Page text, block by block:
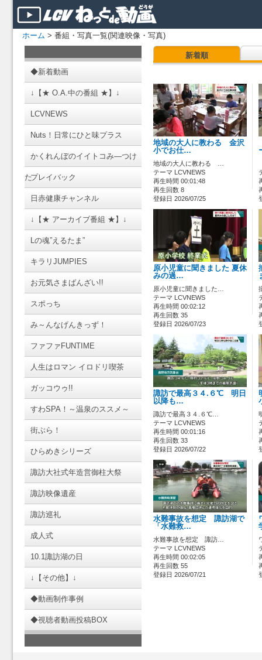
ホーム > 番組・写真一覧(関連映像・写真)
◆新着動画
↓【★ O.A.中の番組 ★】↓
LCVNEWS
Nuts！日常にひと味プラス
かくれんぼのイイトコみ―つけ
たプレイバック
日赤健康チャンネル
↓【★ アーカイブ番組 ★】↓
Lの魂”えるたま”
キラリJUMPIES
お元気さまばんざい!!
スポっち
み～んなげんきっず！
ファファFUNTIME
人生はロマン イロドリ喫茶
ガッコウゥ!!
すわSPA！～温泉のススメ～
街ぶら！
ひらめきシリーズ
諏訪大社式年造営御柱大祭
諏訪映像遺産
諏訪巡礼
成人式
10.1諏訪湖の日
↓【その他】↓
◆動画制作事例
◆視聴者動画投稿BOX
新着順
地域の大人に教わる 金沢
小でお仕…
地域の大人に教わる …
テーマ LCVNEWS
再生時間 00:01:48
再生回数 8
登録日 2026/07/25
原小児童に聞きました 夏休
みの過…
原小児童に聞きました…
テーマ LCVNEWS
再生時間 00:02:12
再生回数 35
登録日 2026/07/23
諏訪で最高３４.６℃ 明日
以降も…
諏訪で最高３４.６℃…
テーマ LCVNEWS
再生時間 00:01:16
再生回数 33
登録日 2026/07/22
水難事故を想定 諏訪湖で
「水難救…
水難事故を想定 諏訪…
テーマ LCVNEWS
再生時間 00:02:05
再生回数 55
登録日 2026/07/21